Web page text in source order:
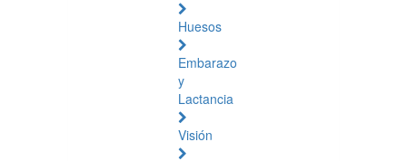
Huesos
Embarazo
y
Lactancia
Visión